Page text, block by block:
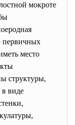
мокроте
первичных
место
структуры,
виде